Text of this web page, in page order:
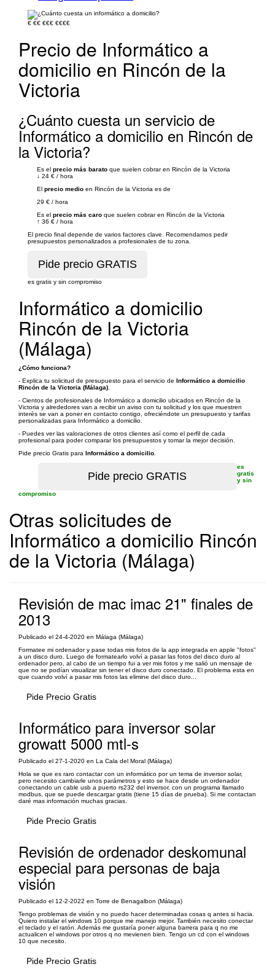
€ €€ €€€ €€€€
Precio de Informático a
domicilio en Rincón de la
Victoria
¿Cuánto cuesta un servicio de
Informático a domicilio en Rincón de
la Victoria?
Es el precio más barato que suelen cobrar en Rincón de la Victoria
↓ 24 € / hora
El precio medio en Rincón de la Victoria es de
29 € / hora
Es el precio más caro que suelen cobrar en Rincón de la Victoria
↑ 36 € / hora
El precio final depende de varios factores clave. Recomendamos pedir
presupuestos personalizados a profesionales de tu zona.
es gratis y sin compromiso
Informático a domicilio
Rincón de la Victoria
(Málaga)
¿Cómo funciona?
- Explica tu solicitud de presupuesto para el servicio de Informático a domicilio
Rincón de la Victoria (Málaga)
- Cientos de profesionales de Informático a domicilio ubicados en Rincón de la
Victoria y alrededores van a recibir un aviso con tu solicitud y los que muestren
interés se van a poner en contacto contigo, ofreciéndote un presupuesto y tarifas
personalizadas para Informático a domicilio.
- Puedes ver las valoraciones de otros clientes así como el perfil de cada
profesional para poder comparar los presupuestos y tomar la mejor decisión.
Pide precio Gratis para Informático a domicilio
es
gratis
y sin
compromiso
Otras solicitudes de
Informático a domicilio Rincón
de la Victoria (Málaga)
Revisión de mac imac 21" finales de
2013
Publicado el 24-4-2020 en Málaga (Málaga)
Formatee mi ordenador y pase todas mis fotos de la app integrada en apple "fotos"
a un disco duro. Luego de formatearlo volví a pasar las fotos del disco duro al
ordenador pero, al cabo de un tiempo fui a ver mis fotos y me salió un mensaje de
que no se podían visualizar sin tener el disco duro conectado. El problema esta en
que cuando volví a pasar mis fotos las elimine del disco duro...
Pide Precio Gratis
Informático para inversor solar
growatt 5000 mtl-s
Publicado el 27-1-2020 en La Cala del Moral (Málaga)
Hola se que es raro contactar con un informático por un tema de inversor solar,
pero necesito cambiarle unos parámetros y esto se hace desde un ordenador
conectando un cable usb a puerto rs232 del inversor, con un programa llamado
modbus, que se puede descargar gratis (tiene 15 días de prueba). Si me contactan
daré mas información muchas gracias.
Pide Precio Gratis
Revisión de ordenador deskomunal
especial para personas de baja
visión
Publicado el 12-2-2022 en Torre de Benagalbon (Málaga)
Tengo problemas de visión y no puedo hacer determinadas cosas q antes si hacia.
Quiero instalar el windows 10 porque me manejo mejor. También necesito conectar
el teclado y el ratón. Además me gustaría poner alguna barrera para q no me
actualicen el windows por otros q no mevienen bien. Tengo un cd con el windows
10 que necesito.
Pide Precio Gratis